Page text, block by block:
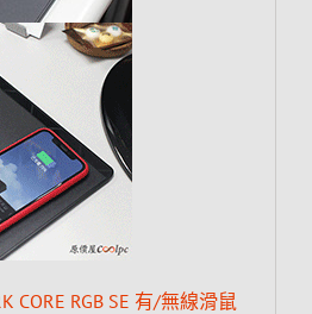
CORE RGB SE 有/無線滑鼠